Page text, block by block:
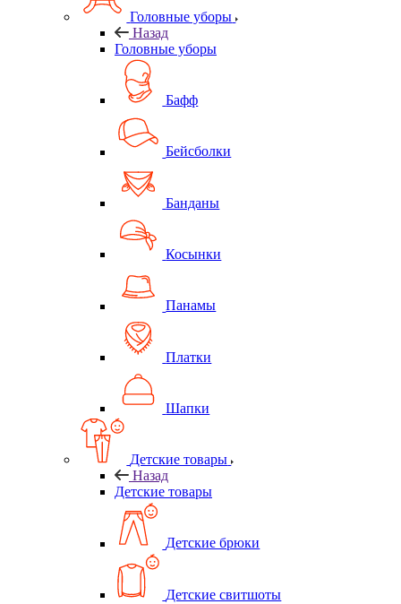
Головные уборы
Назад
Головные уборы
Бафф
Бейсболки
Банданы
Косынки
Панамы
Платки
Шапки
Детские товары
Назад
Детские товары
Детские брюки
Детские свитшоты